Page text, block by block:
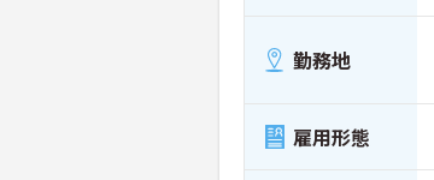
勤務地
雇用形態